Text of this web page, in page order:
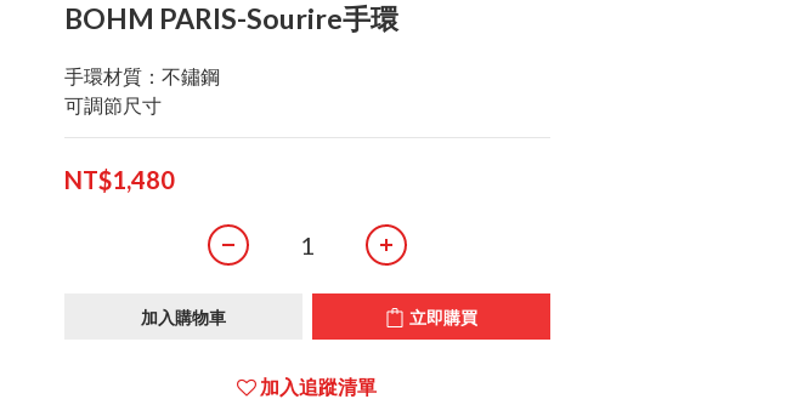
BOHM PARIS-Sourire手環
手環材質：不鏽鋼
可調節尺寸
NT$1,480
加入購物車 立即購買
加入追蹤清單